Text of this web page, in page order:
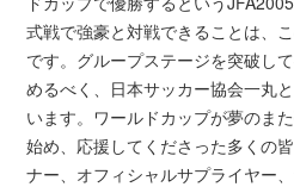
式戦で強豪と対戦できることは、
です。グループステージを突破し
めるべく、日本サッカー協会一丸
います。ワールドカップが夢のま
始め、応援してくださった多くの
ナー、オフィシャルサプライヤー